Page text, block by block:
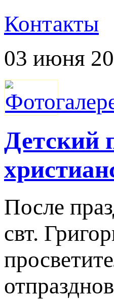
Контакты
03 июня
Детский
После
свт.